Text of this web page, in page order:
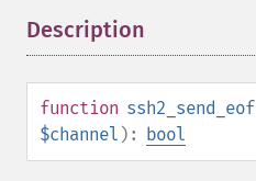
Description
function ssh2_send_eof
$channel ): bool